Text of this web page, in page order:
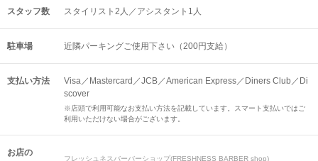
スタッフ数 スタイリスト2人／アシスタント1人
駐車場 近隣パーキングご使用下さい（200円支給）
支払い方法
Visa／Mastercard／JCB／American Express／Diners Club／Di
scover
※店頭で利用可能なお支払い方法を記載しています。スマート支払いではご
利用いただけない場合がございます。
お店の
フレッシュネスバーバーショップ(FRESHNESS BARBER shop)